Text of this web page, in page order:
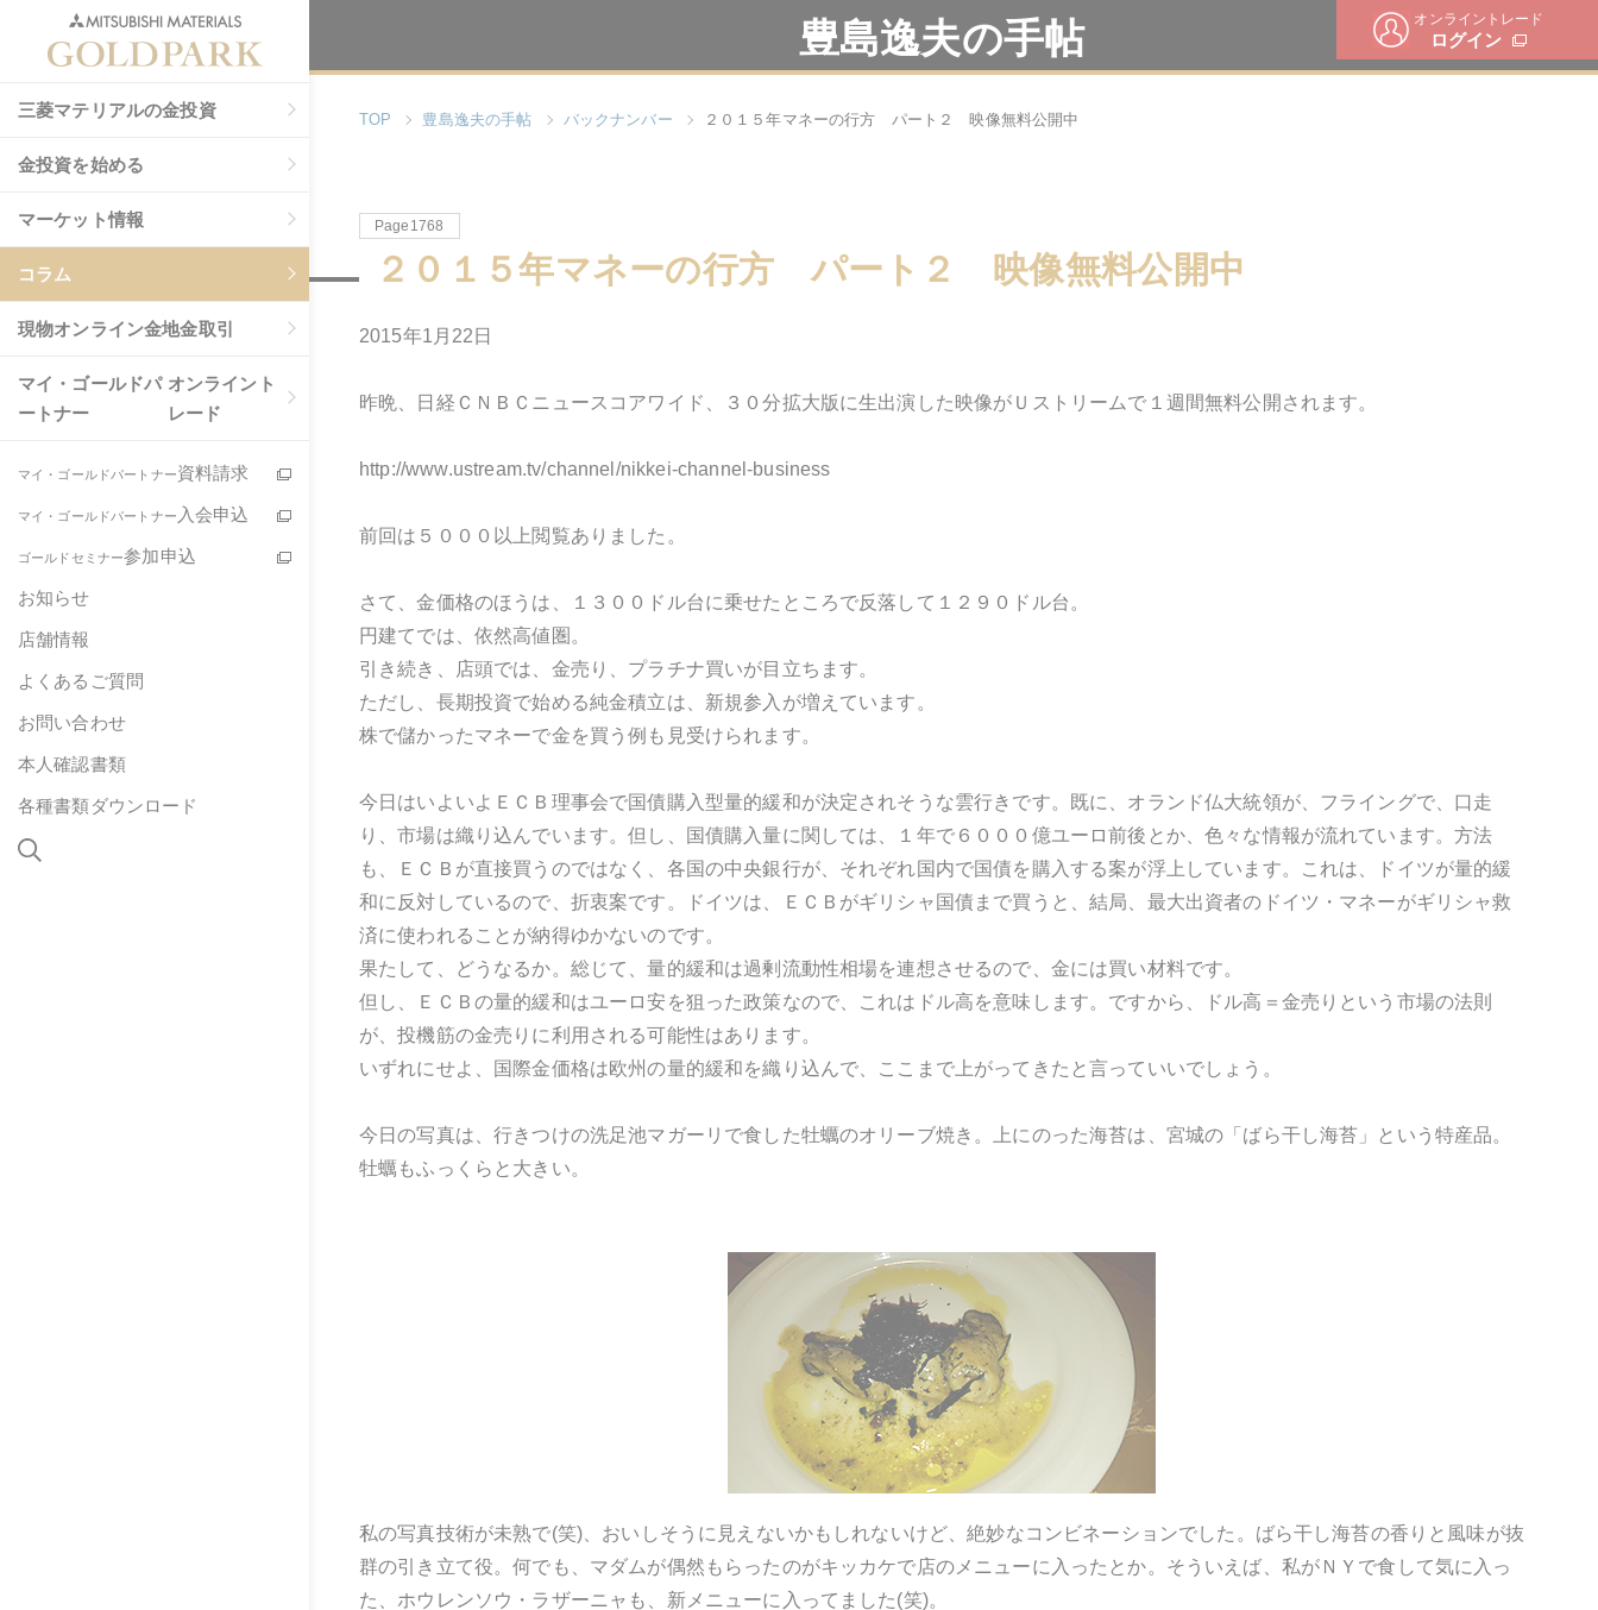
オンライントレード
ログイン
三菱マテリアルの金投資
金投資を始める
マーケット情報
コラム
現物オンライン金地金取引
マイ・ゴールドパ
ートナー
オンライント
レード
マイ・ゴールドパートナー資料請求
マイ・ゴールドパートナー 入会申込
ゴールドセミナー参加申込
お知らせ
店舗情報
よくあるご質問
お問い合わせ
本人確認書類
各種書類ダウンロード
豊島逸夫の手帖
TOP 豊島逸夫の手帖 バックナンバー ２０１５年マネーの行方 パート２ 映像無料公開中
Page1768
２０１５年マネーの行方 パート２ 映像無料公開中
2015年1月22日
昨晩、日経ＣＮＢＣニュースコアワイド、３０分拡大版に生出演した映像がＵストリームで１週間無料公開されます。
http://www.ustream.tv/channel/nikkei-channel-business
前回は５０００以上閲覧ありました。
さて、金価格のほうは、１３００ドル台に乗せたところで反落して１２９０ドル台。
円建てでは、依然高値圏。
引き続き、店頭では、金売り、プラチナ買いが目立ちます。
ただし、長期投資で始める純金積立は、新規参入が増えています。
株で儲かったマネーで金を買う例も見受けられます。
今日はいよいよＥＣＢ理事会で国債購入型量的緩和が決定されそうな雲行きです。既に、オランド仏大統領が、フライングで、口走
り、市場は織り込んでいます。但し、国債購入量に関しては、１年で６０００億ユーロ前後とか、色々な情報が流れています。方法
も、ＥＣＢが直接買うのではなく、各国の中央銀行が、それぞれ国内で国債を購入する案が浮上しています。これは、ドイツが量的緩
和に反対しているので、折衷案です。ドイツは、ＥＣＢがギリシャ国債まで買うと、結局、最大出資者のドイツ・マネーがギリシャ救
済に使われることが納得ゆかないのです。
果たして、どうなるか。総じて、量的緩和は過剰流動性相場を連想させるので、金には買い材料です。
但し、ＥＣＢの量的緩和はユーロ安を狙った政策なので、これはドル高を意味します。ですから、ドル高＝金売りという市場の法則
が、投機筋の金売りに利用される可能性はあります。
いずれにせよ、国際金価格は欧州の量的緩和を織り込んで、ここまで上がってきたと言っていいでしょう。
今日の写真は、行きつけの洗足池マガーリで食した牡蠣のオリーブ焼き。上にのった海苔は、宮城の「ばら干し海苔」という特産品。
牡蠣もふっくらと大きい。
私の写真技術が未熟で(笑)、おいしそうに見えないかもしれないけど、絶妙なコンビネーションでした。ばら干し海苔の香りと風味が抜
群の引き立て役。何でも、マダムが偶然もらったのがキッカケで店のメニューに入ったとか。そういえば、私がＮＹで食して気に入っ
た、ホウレンソウ・ラザーニャも、新メニューに入ってました(笑)。